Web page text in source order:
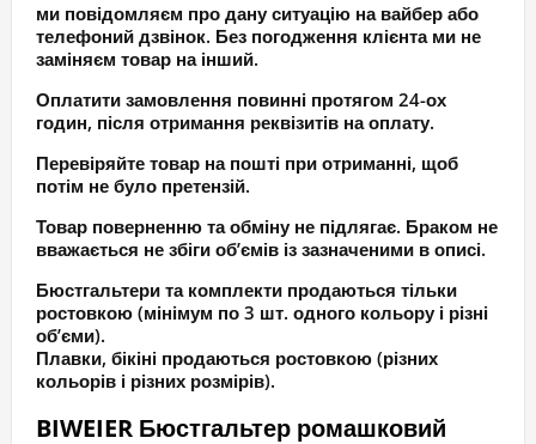
ми повідомляєм про дану ситуацію на вайбер або
телефоний дзвінок. Без погодження клієнта ми не
заміняєм товар на інший.
Оплатити замовлення повинні протягом 24-ох
годин, після отримання реквізитів на оплату.
Перевіряйте товар на пошті при отриманні, щоб
потім не було претензій.
Товар поверненню та обміну не підлягає. Браком не
вважається не збіги об’ємів із зазначеними в описі.
Бюстгальтери та комплекти продаються тільки
ростовкою (мінімум по 3 шт. одного кольору і різні
об’єми).
Плавки, бікіні продаються ростовкою (різних
кольорів і різних розмірів).
BIWEIER Бюстгальтер ромашковий